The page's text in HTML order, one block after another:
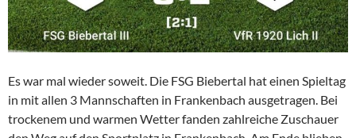
Es war mal wieder soweit. Die FSG Biebertal hat einen Spieltag
in mit allen 3 Mannschaften in Frankenbach ausgetragen. Bei
trockenem und warmen Wetter fanden zahlreiche Zuschauer